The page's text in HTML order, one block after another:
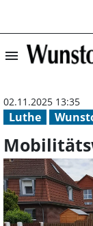
menu
Luthe
02.11.2025 13:35